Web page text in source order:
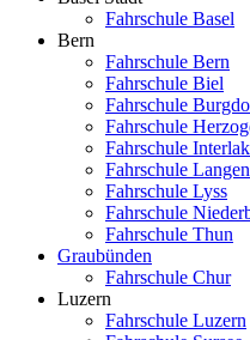
Fahrschule Basel
Bern
Fahrschule Bern
Fahrschule Biel
Fahrschule
Fahrschule
Fahrschule
Fahrschule
Fahrschule Lyss
Fahrschule
Fahrschule Thun
Graubünden
Fahrschule Chur
Luzern
Fahrschule Luzern